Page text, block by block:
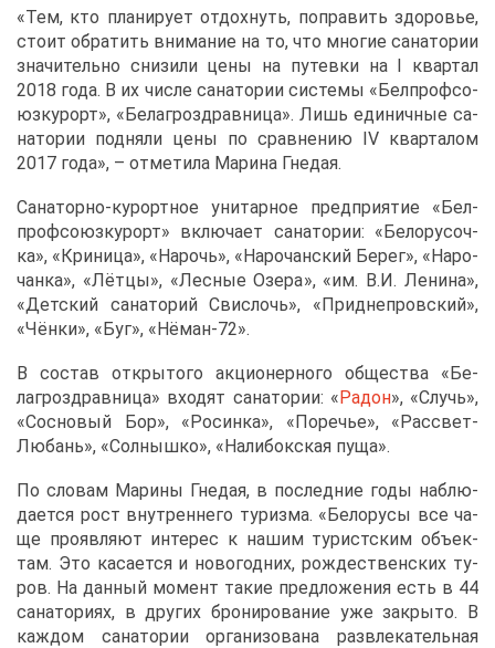
«Тем, кто пла­ни­ру­ет от­дох­нуть, по­пра­вить здо­ро­вье,
сто­ит об­ра­тить вни­ма­ние на то, что мно­гие са­на­то­рии
зна­чи­тель­но сни­зи­ли це­ны на пу­тев­ки на I квар­тал
2018 го­да. В их чис­ле са­на­то­рии си­сте­мы «Бел­проф­со­
юз­ку­рорт», «Бе­лагро­здрав­ни­ца». Лишь еди­нич­ные са­
на­то­рии под­ня­ли це­ны по срав­не­нию IV квар­та­лом
2017 го­да», – от­ме­ти­ла Ма­ри­на Гне­дая.
Са­на­тор­но-ку­рорт­ное уни­тар­ное пред­при­я­тие «Бел­
проф­со­юз­ку­рорт» вклю­ча­ет са­на­то­рии: «Бе­ло­ру­соч­
ка», «Кри­ни­ца», «На­рочь», «На­ро­чан­ский Бе­рег», «На­ро­
чан­ка», «Лёт­цы», «Лес­ные Озе­ра», «им. В.И. Ле­ни­на»,
«Дет­ский са­на­то­рий Свис­лочь», «При­дне­пров­ский»,
«Чён­ки», «Буг», «Нё­ман-72».
В со­став от­кры­то­го ак­ци­о­нер­но­го об­ще­ства «Бе­
лагро­здрав­ни­ца» вхо­дят са­на­то­рии: «Ра­дон», «Случь»,
«Сос­но­вый Бор», «Ро­син­ка», «По­ре­чье», «Рас­свет-
Лю­бань», «Сол­ныш­ко», «На­ли­бок­ская пу­ща».
По сло­вам Ма­ри­ны Гне­дая, в по­след­ние го­ды на­блю­
да­ет­ся рост внут­рен­не­го ту­риз­ма. «Бе­ло­ру­сы все ча­
ще про­яв­ля­ют ин­те­рес к на­шим ту­рист­ским объ­ек­
там. Это ка­са­ет­ся и но­во­год­них, рож­де­ствен­ских ту­
ров. На дан­ный мо­мент та­кие пред­ло­же­ния есть в 44
са­на­то­ри­ях, в дру­гих бро­ни­ро­ва­ние уже за­кры­то. В
каж­дом са­на­то­рии ор­га­ни­зо­ва­на раз­вле­ка­тель­ная